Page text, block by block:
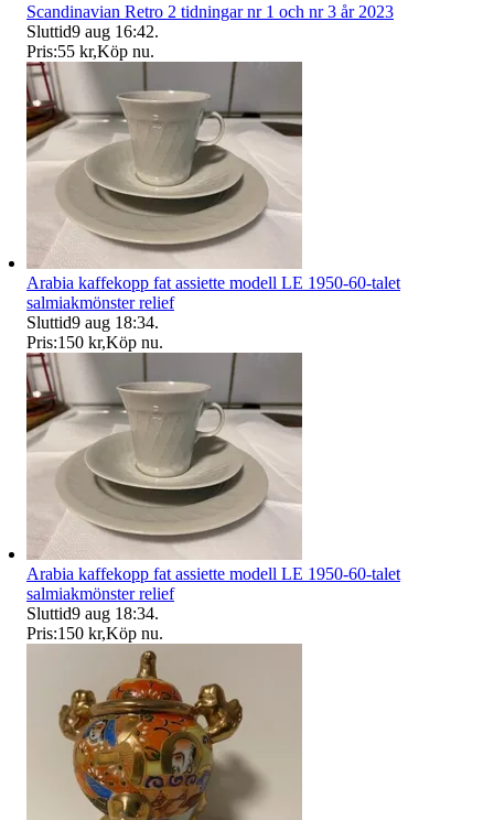
Scandinavian Retro 2 tidningar nr 1 och nr 3 år 2023
Sluttid9 aug 16:42.
Pris:55 kr,Köp nu.
Arabia kaffekopp fat assiette modell LE 1950-60-talet
salmiakmönster relief
Sluttid9 aug 18:34.
Pris:150 kr,Köp nu.
Arabia kaffekopp fat assiette modell LE 1950-60-talet
salmiakmönster relief
Sluttid9 aug 18:34.
Pris:150 kr,Köp nu.